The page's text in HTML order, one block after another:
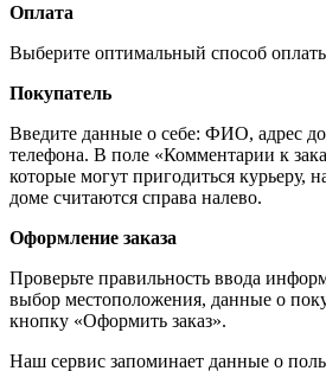
Оплата
Выберите оптимальный способ
Покупатель
Введите данные о себе: ФИО, адрес
телефона. В поле «Комментарии к
которые могут пригодиться курьеру,
доме считаются справа налево.
Оформление заказа
Проверьте правильность ввода
выбор местоположения, данные о
кнопку «Оформить заказ».
Наш сервис запоминает данные о